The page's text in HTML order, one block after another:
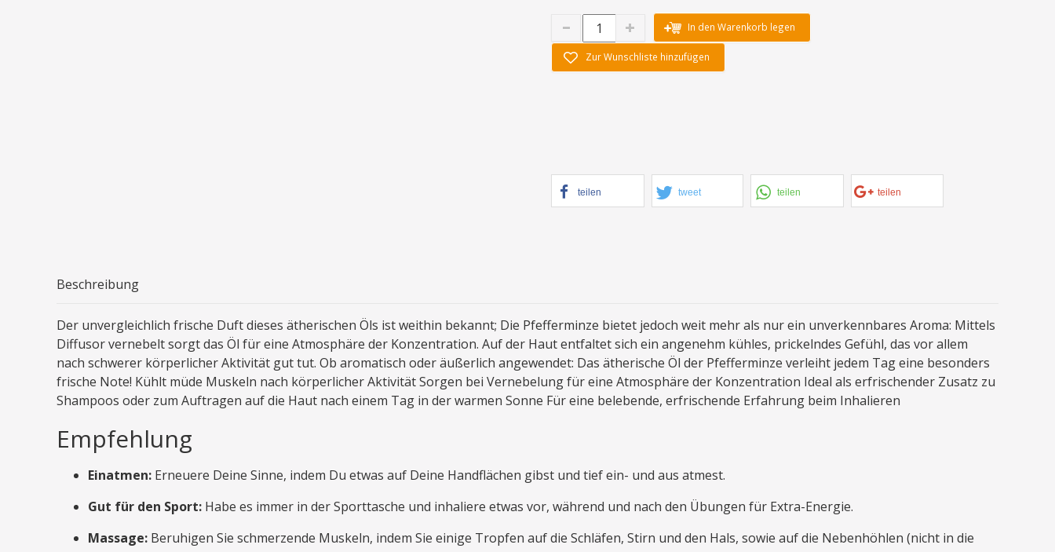
In den Warenkorb legen
Zur Wunschliste hinzufügen
teilen tweet teilen teilen
Beschreibung
Der unvergleichlich frische Duft dieses ätherischen Öls ist weithin bekannt; Die Pfefferminze bietet jedoch weit mehr als nur ein unverkennbares Aroma: Mittels
Diffusor vernebelt sorgt das Öl für eine Atmosphäre der Konzentration. Auf der Haut entfaltet sich ein angenehm kühles, prickelndes Gefühl, das vor allem
nach schwerer körperlicher Aktivität gut tut. Ob aromatisch oder äußerlich angewendet: Das ätherische Öl der Pfefferminze verleiht jedem Tag eine besonders
frische Note! Kühlt müde Muskeln nach körperlicher Aktivität Sorgen bei Vernebelung für eine Atmosphäre der Konzentration Ideal als erfrischender Zusatz zu
Shampoos oder zum Auftragen auf die Haut nach einem Tag in der warmen Sonne Für eine belebende, erfrischende Erfahrung beim Inhalieren
Empfehlung
Einatmen: Erneuere Deine Sinne, indem Du etwas auf Deine Handflächen gibst und tief ein- und aus atmest.
Gut für den Sport: Habe es immer in der Sporttasche und inhaliere etwas vor, während und nach den Übungen für Extra-Energie.
Massage: Beruhigen Sie schmerzende Muskeln, indem Sie einige Tropfen auf die Schläfen, Stirn und den Hals, sowie auf die Nebenhöhlen (nicht in die